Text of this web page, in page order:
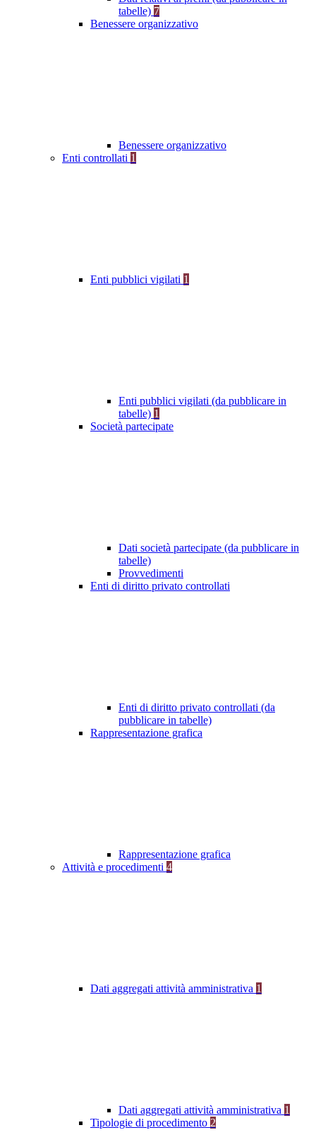
tabelle) 7
Benessere organizzativo
Benessere organizzativo
Enti controllati 1
Enti pubblici vigilati 1
Enti pubblici vigilati (da pubblicare in
tabelle) 1
Società partecipate
Dati società partecipate (da pubblicare in
tabelle)
Provvedimenti
Enti di diritto privato controllati
Enti di diritto privato controllati (da
pubblicare in tabelle)
Rappresentazione grafica
Rappresentazione grafica
Attività e procedimenti 4
Dati aggregati attività amministrativa 1
Dati aggregati attività amministrativa 1
Tipologie di procedimento 2